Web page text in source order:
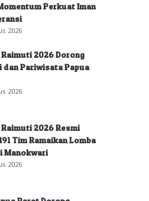
Perkuat Iman
2026
2026 Dorong
dan Pariwisata Papua
2026
2026 Resmi
Tim Ramaikan Lomba
Manokwari
2026